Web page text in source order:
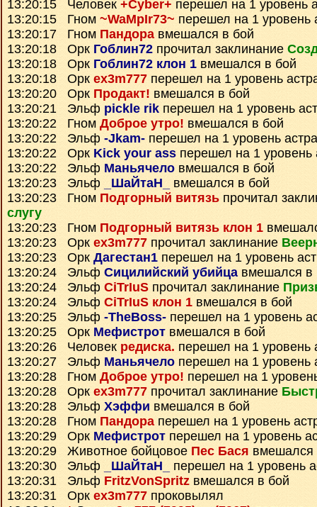
13:20:15 Человек +Cyber+ перешел на 1 уровень
13:20:15 Гном ~WaMpIr73~ перешел на 1 уровень
13:20:17 Гном Пандоравмешался в бой
13:20:18 Орк Гоблин72 прочитал заклинание
13:20:18 Орк Гоблин72 клон 1 вмешался в бой
13:20:18 Орк ex3m777 перешел на 1 уровень
13:20:20 Орк Продакт! вмешался в бой
13:20:21 Эльф pickle rik перешел на 1 уровень
13:20:22 Гном Доброе утро! вмешался в бой
13:20:22 Эльф -Jkam- перешел на 1 уровень
13:20:22 Орк Kick your ass перешел на 1 уровень
13:20:22 Эльф Маньячело вмешался в бой
13:20:23 Эльф
_ШаЙтаН_
вмешался в бой
13:20:23 Гном Подгорный витязь прочитал
слугу
13:20:23 Гном Подгорный витязь клон 1
13:20:23 Орк ex3m777 прочитал заклинание
13:20:23 Орк Дагестан1 перешел на 1 уровень
13:20:24 Эльф Сицилийский убийцавмешался в
13:20:24 Эльф CiTrIuS прочитал заклинание
13:20:24 Эльф CiTrIuS клон 1 вмешался в бой
13:20:25 Эльф -TheBoss- перешел на 1 уровень
13:20:25 Орк Мефистрот вмешался в бой
13:20:26 Человек редиска. перешел на 1 уровень
13:20:27 Эльф Маньячело перешел на 1 уровень
13:20:28 Гном Доброе утро! перешел на 1
13:20:28 Орк ex3m777 прочитал заклинание
13:20:28 Эльф Хэффи вмешался в бой
13:20:28 Гном Пандораперешел на 1 уровень
13:20:29 Орк Мефистрот перешел на 1 уровень
13:20:29 Животное бойцовое Пес Бася вмешался
13:20:30 Эльф
_ШаЙтаН_
перешел на 1 уровень
13:20:31 Эльф FritzVonSpritz вмешался в бой
13:20:31 Орк ex3m777 проковылял